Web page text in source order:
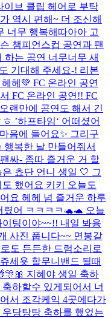
이브 클립 헤어로 부탁
역시 편해~ 더 조신해
너무 행복해따아아 고
챔피언스컵 공연과 팬
는 공연 너무너무 새
기대해 주세요-! 리본
헤 💚 FC 온라인 공연
FC 온라인 공연!! FC
랜만에 공연도 해서 긴
’하프타임‘ 어떠셨어
음에 들어요✨ 그리구
복한 날 만들어줘서
싸- 좀따 즐거운 거 할
쵸단 언니 생일 🤍 그
했어요 키키 오늘도
요 헤헤 넘 즐거운 하루
어 ㅋㅋㅋㅋ🐢🐢 오늘
팅이야~~!! 내일 봐용
사진 풉니다~~ 면봉같
도 든든한 드럼소리로
세욧 할무니밴드 될때
지혜야 생일 축하
하할수 있게되어서 너
서 조각케익 4곳에다가
당탕탕 축하를 했었는